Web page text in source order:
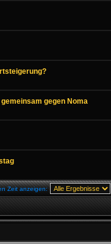
gegen Noma
Zeit anzeigen: